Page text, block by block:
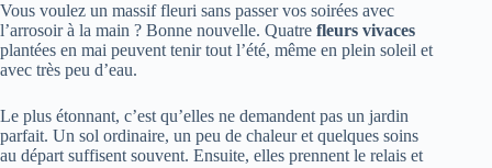
Vous voulez un massif fleuri sans passer vos soirées avec
l’arrosoir à la main ? Bonne nouvelle. Quatre fleurs vivaces
plantées en mai peuvent tenir tout l’été, même en plein soleil et
avec très peu d’eau.
Le plus étonnant, c’est qu’elles ne demandent pas un jardin
parfait. Un sol ordinaire, un peu de chaleur et quelques soins
au départ suffisent souvent. Ensuite, elles prennent le relais et